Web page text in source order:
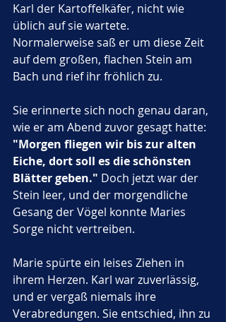
Karl der Kartoffelkäfer, nicht wie
üblich auf sie wartete.
Normalerweise saß er um diese Zeit
auf dem großen, flachen Stein am
Bach und rief ihr fröhlich zu.
Sie erinnerte sich noch genau daran,
wie er am Abend zuvor gesagt hatte:
"Morgen fliegen wir bis zur alten
Eiche, dort soll es die schönsten
Blätter geben." Doch jetzt war der
Stein leer, und der morgendliche
Gesang der Vögel konnte Maries
Sorge nicht vertreiben.
Marie spürte ein leises Ziehen in
ihrem Herzen. Karl war zuverlässig,
und er vergaß niemals ihre
Verabredungen. Sie entschied, ihn zu